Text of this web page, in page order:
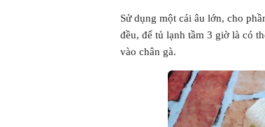
Sử dụng một cái âu lớn, cho
đều, để tủ lạnh tầm 3 giờ là có
vào chân gà.